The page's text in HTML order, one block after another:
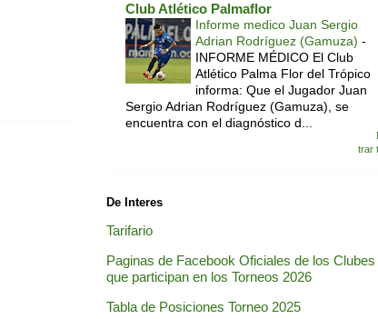
Club Atlético Palmaflor
Informe medico Juan Sergio
Adrian Rodríguez (Gamuza) -
INFORME MÉDICO El Club
Atlético Palma Flor del Trópico
informa: Que el Jugador Juan
Sergio Adrian Rodríguez (Gamuza), se
encuentra con el diagnóstico d...
trar
De Interes
Tarifario
Paginas de Facebook Oficiales de los Clubes
que participan en los Torneos 2026
Tabla de Posiciones Torneo 2025